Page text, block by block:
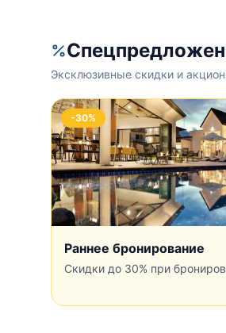
Эксклюзивные скидки и
-30%
Раннее бронирование
Скидки до 30% при